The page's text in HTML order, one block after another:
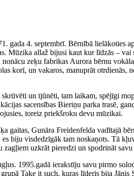
gada 4. septembrī. Bērnībā
Mūzika allaž bijusi kaut kur līdzās –
zeķu fabrikas Aurora bērnu
korī, un vakaros, manuprāt
un tjūnēti, tam laikam, spējīgi
sacensības Bieriņu parka trasē,
toreiz priekšroku devu mūzikai.
gaitas, Gunāra Freidenfelda vadītajā
biju visdedzīgāk tam noskaņots. Tā
uzkrāt pieredzi un spodrināt
1995.gadā ierakstīju savu pirmo
Take it such, kuras līderis bija